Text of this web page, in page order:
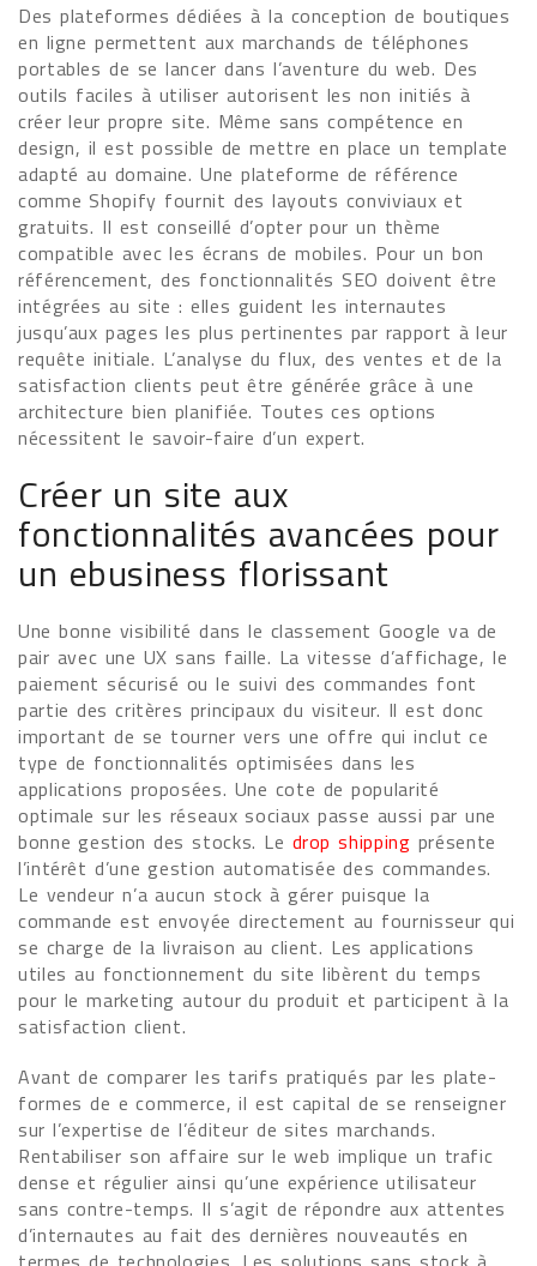
Des plateformes dédiées à la conception de boutiques
en ligne permettent aux marchands de téléphones
portables de se lancer dans l’aventure du web. Des
outils faciles à utiliser autorisent les non initiés à
créer leur propre site. Même sans compétence en
design, il est possible de mettre en place un template
adapté au domaine. Une plateforme de référence
comme Shopify fournit des layouts conviviaux et
gratuits. Il est conseillé d’opter pour un thème
compatible avec les écrans de mobiles. Pour un bon
référencement, des fonctionnalités SEO doivent être
intégrées au site : elles guident les internautes
jusqu’aux pages les plus pertinentes par rapport à leur
requête initiale. L’analyse du flux, des ventes et de la
satisfaction clients peut être générée grâce à une
architecture bien planifiée. Toutes ces options
nécessitent le savoir-faire d’un expert.
Créer un site aux
fonctionnalités avancées pour
un ebusiness florissant
Une bonne visibilité dans le classement Google va de
pair avec une UX sans faille. La vitesse d’affichage, le
paiement sécurisé ou le suivi des commandes font
partie des critères principaux du visiteur. Il est donc
important de se tourner vers une offre qui inclut ce
type de fonctionnalités optimisées dans les
applications proposées. Une cote de popularité
optimale sur les réseaux sociaux passe aussi par une
bonne gestion des stocks. Le drop shipping présente
l’intérêt d’une gestion automatisée des commandes.
Le vendeur n’a aucun stock à gérer puisque la
commande est envoyée directement au fournisseur qui
se charge de la livraison au client. Les applications
utiles au fonctionnement du site libèrent du temps
pour le marketing autour du produit et participent à la
satisfaction client.
Avant de comparer les tarifs pratiqués par les plate-
formes de e commerce, il est capital de se renseigner
sur l’expertise de l’éditeur de sites marchands.
Rentabiliser son affaire sur le web implique un trafic
dense et régulier ainsi qu’une expérience utilisateur
sans contre-temps. Il s’agit de répondre aux attentes
d’internautes au fait des dernières nouveautés en